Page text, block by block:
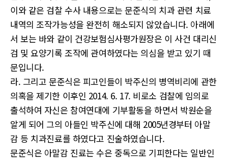
이와 같은 검찰 수사 내용으로는 문준식의 치과 관련 치료
내역의 조작가능성을 완전히 해소되지 않았습니다. 아래에
서 보는 바와 같이 건강보험심사평가원장은 이 사건 대리신
검 및 요양기록 조작에 관여하였다는 의심을 받고 있기 때
문입니다.
라. 그리고 문준식은 피고인들이 박주신의 병역비리에 관한
의혹을 제기한 이후인 2014. 6. 17. 비로소 검찰에 임의로
출석하여 자신은 참여연대에 기부활동을 하면서 박원순을
알게 되어 그의 아들인 박주신에 대해 2005년경부터 아말
감 등 치과진료를 하였다고 진술하였습니다.
문준식은 아말감 진료는 수은 중독으로 기피한다는 일반인